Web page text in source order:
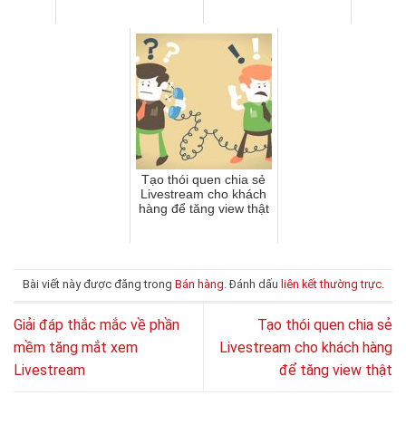
Tạo thói quen chia sẻ
Livestream cho khách
hàng để tăng view thật
Bài viết này được đăng trong Bán hàng. Đánh dấu liên kết thường trực.
Giải đáp thắc mắc về phần
mềm tăng mắt xem
Livestream
Tạo thói quen chia sẻ
Livestream cho khách hàng
để tăng view thật